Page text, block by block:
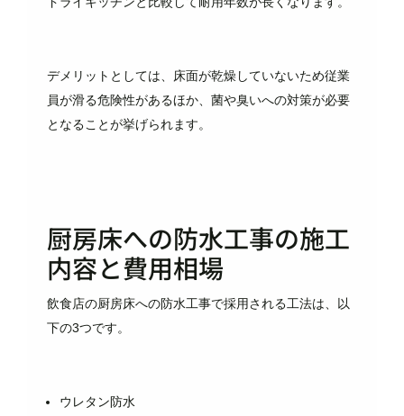
デメリットとしては、床面が乾燥していないため従業
員が滑る危険性があるほか、菌や臭いへの対策が必要
となることが挙げられます。
厨房床への防水工事の施工
内容と費用相場
飲食店の厨房床への防水工事で採用される工法は、以
下の3つです。
ウレタン防水